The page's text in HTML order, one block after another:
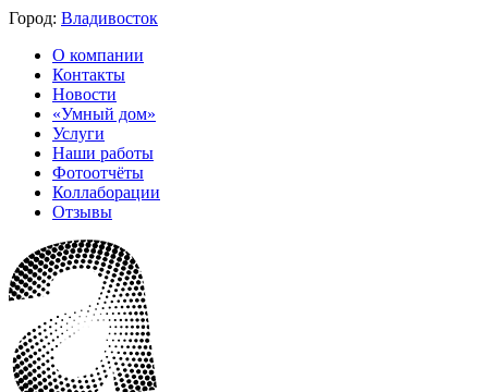
Город: Владивосток
О компании
Контакты
Новости
«Умный дом»
Услуги
Наши работы
Фотоотчёты
Коллаборации
Отзывы